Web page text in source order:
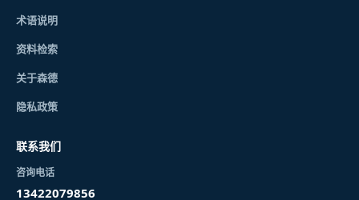
术语说明
资料检索
关于森德
隐私政策
联系我们
咨询电话
13422079856